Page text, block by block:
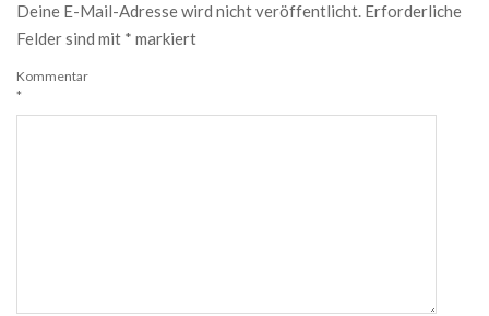
Deine E-Mail-Adresse wird nicht veröffentlicht. Erforderliche
Felder sind mit * markiert
Kommentar
*